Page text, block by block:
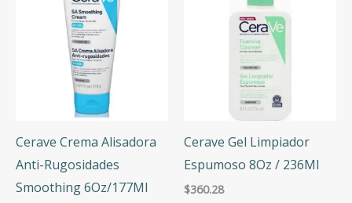
Cerave Crema Alisadora
Anti-Rugosidades
Smoothing 6Oz/177Ml
Cerave Gel Limpiador
Espumoso 8Oz / 236Ml
$360.28